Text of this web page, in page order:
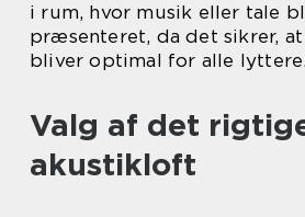
i rum, hvor musik eller tale
præsenteret, da det sikrer,
bliver optimal for alle lyttere.
Valg af det
akustikloft